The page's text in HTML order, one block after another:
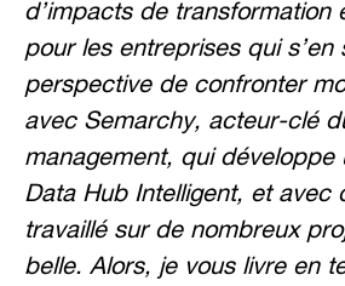
d’impacts de transformation
pour les entreprises qui s’en
perspective de confronter
avec Semarchy, acteur-clé
management, qui développe
Data Hub Intelligent, et avec
travaillé sur de nombreux
belle. Alors, je vous livre en